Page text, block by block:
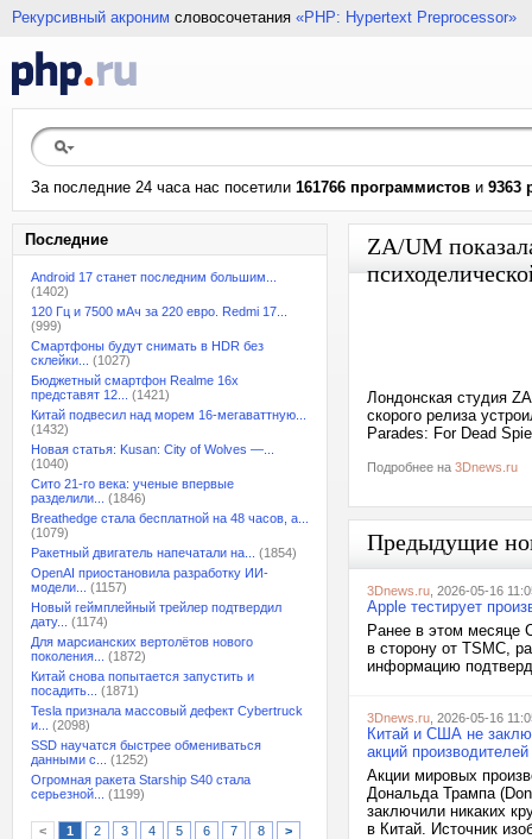
Рекурсивный акроним словосочетания «PHP: Hypertext Preprocessor»
За последние 24 часа нас посетили 161766 программистов и 9363
Последние
Android 17 станет последним большим...
(1402)
120 Гц и 7500 мАч за 220 евро. Redmi 17...
(999)
Смартфоны будут снимать в HDR без
склейки...
(1027)
Бюджетный смартфон Realme 16x
представят 12...
(1421)
Китай подвесил над морем 16-мегаваттную...
(1432)
Новая статья: Kusan: City of Wolves —...
(1040)
Сито 21-го века: ученые впервые
разделили...
(1846)
Breathedge стала бесплатной на 48 часов, а...
(1079)
Ракетный двигатель напечатали на...
(1854)
OpenAI приостановила разработку ИИ-
модели...
(1157)
Новый геймплейный трейлер подтвердил
дату...
(1174)
Для марсианских вертолётов нового
поколения...
(1872)
Китай снова попытается запустить и
посадить...
(1871)
Tesla признала массовый дефект Cybertruck
и...
(2098)
SSD научатся быстрее обмениваться
данными с...
(1252)
Огромная ракета Starship S40 стала
серьезной...
(1199)
< 1 2 3 4 5 6 7 8 >
ZA/UM
Лондонская студия
скорого релиза
Parades: For Dead
Подробнее на 3Dnews.ru
Предыдущие
3Dnews.ru , 2026-05-16
Apple тестирует
Ранее в этом месяце
в сторону от TSMC,
информацию
3Dnews.ru , 2026-05-16
Китай и США не
акций
Акции мировых
Дональда Трампа
заключили никаких
в Китай. Источник